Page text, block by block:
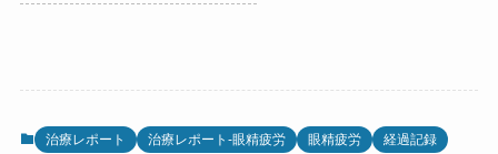
治療レポート 治療レポート-眼精疲労 眼精疲労 経過記録